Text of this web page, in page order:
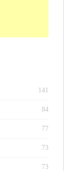
141
84
77
73
73